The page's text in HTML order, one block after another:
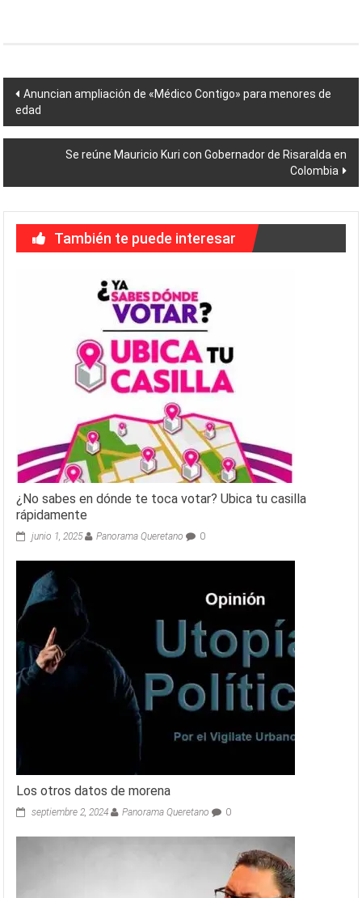
Navegación
de
entradas
Anuncian ampliación de «Médico Contigo» para menores de
edad
Se reúne Mauricio Kuri con Gobernador de Risaralda en
Colombia
También te puede interesar
¿No sabes en dónde te toca votar? Ubica tu casilla
rápidamente
junio 1, 2025 Panorama Queretano 0
Los otros datos de morena
septiembre 2, 2024 Panorama Queretano 0